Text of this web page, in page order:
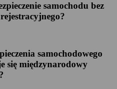
samochodu bez
samochodowego
się międzynarodowy